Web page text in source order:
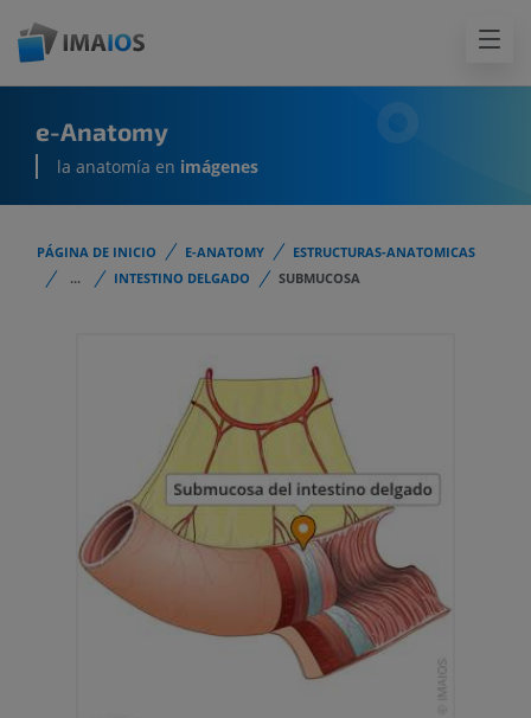
e-Anatomy
la anatomía en imágenes
PÁGINA DE INICIO E-ANATOMY
ESTRUCTURAS-ANATOMICAS
...
INTESTINO DELGADO SUBMUCOSA